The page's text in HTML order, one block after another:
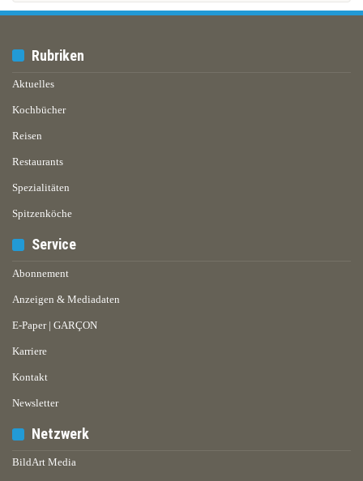
Rubriken
Aktuelles
Kochbücher
Reisen
Restaurants
Spezialitäten
Spitzenköche
Service
Abonnement
Anzeigen & Mediadaten
E-Paper | GARÇON
Karriere
Kontakt
Newsletter
Netzwerk
BildArt Media